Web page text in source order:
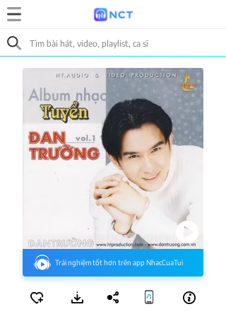
Trải nghiệm tốt hơn trên app NhacCuaTui